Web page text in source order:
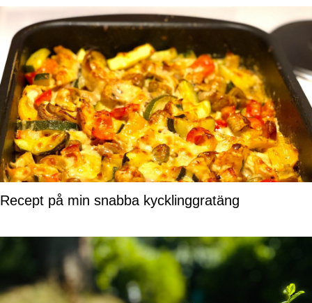
Recept på min snabba kycklinggratäng